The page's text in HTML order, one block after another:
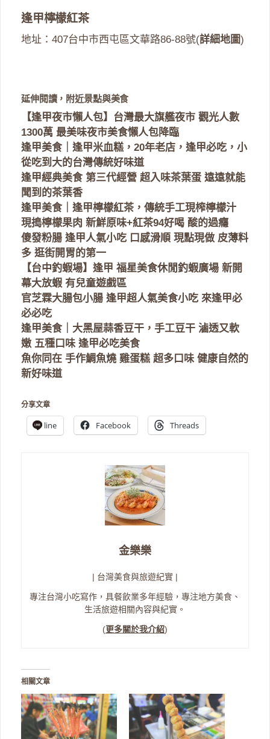
逢甲檸檬紅茶
地址：407台中市西屯區文華路86-88號(詳細地圖)
延伸閱讀，附近景點與美食
【逢甲夜市懶人包】台灣最大旗艦夜市 觀光人數
1300萬 最美味夜市美食懶人包降臨
逢甲美食｜逢甲米血糕，20年老店，逢甲必吃，小
從吃到大的台灣傳統好味道
逢甲經典美食 第三代經營 超入味茶葉蛋 遠遠就能
聞到的茶葉香
逢甲美食｜逢甲檸檬紅茶，傳統手工現榨檸檬汁
現搗檸檬果肉 新鮮原味+紅茶94好喝 酸的過癮
傻發粉腸 逢甲人氣小吃 口感滑順 現點現做 皮薄料
多 逛街開胃的第一
【台中釣蝦場】逢甲 福星美食休閒釣蝦廣場 新開
幕大放蝦 有兒童遊戲區
官芝霖大腸包小腸 逢甲超人氣美食小吃 來逢甲必
必必吃
逢甲美食｜大黑屋蒜香豆干，手工豆干 滷透又軟
嫩 五種口味 逢甲必吃美食
魚你同在 手作鯛魚燒 雞蛋糕 超多口味 健康自然的
新好味道
分享文章
line Facebook Threads
金樂樂
| 台灣美食與旅遊紀實 |
專注台灣小吃寫作，具餐飲業多年經驗，專注地方美食、
生活旅遊相關內容與紀實。
(更多關於我介紹)
相關文章